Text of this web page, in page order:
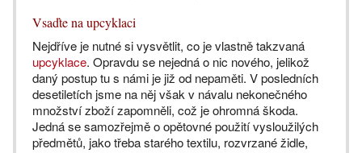
Vsaďte na upcyklaci
Nejdříve je nutné si vysvětlit, co je vlastně takzvaná
upcyklace. Opravdu se nejedná o nic nového, jelikož
daný postup tu s námi je již od nepaměti. V posledních
desetiletích jsme na něj však v návalu nekonečného
množství zboží zapomněli, což je ohromná škoda.
Jedná se samozřejmě o opětovné použití vysloužilých
předmětů, jako třeba starého textilu, rozvrzané židle,